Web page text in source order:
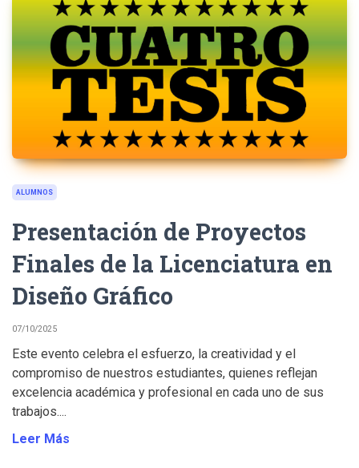
ALUMNOS
Presentación de Proyectos
Finales de la Licenciatura en
Diseño Gráfico
07/10/2025
Este evento celebra el esfuerzo, la creatividad y el
compromiso de nuestros estudiantes, quienes reflejan
excelencia académica y profesional en cada uno de sus
trabajos....
Leer Más